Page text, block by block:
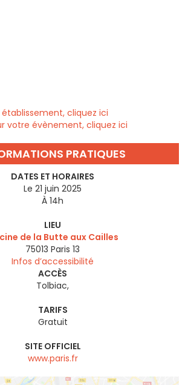
cliquez ici
votre évènement, cliquez ici
PRATIQUES
DATES ET HORAIRES
Le 21 juin 2025
À 14h
LIEU
de la Butte aux Cailles
75013 Paris 13
Infos d’accessibilité
ACCÈS
Tolbiac,
TARIFS
Gratuit
SITE OFFICIEL
www.paris.fr